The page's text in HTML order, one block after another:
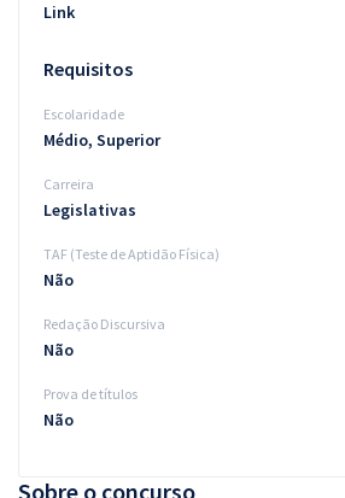
Sobre o concurso
Link
Requisitos
Escolaridade
Médio, Superior
Carreira
Legislativas
TAF (Teste de Aptidão Física)
Não
Redação Discursiva
Não
Prova de títulos
Não